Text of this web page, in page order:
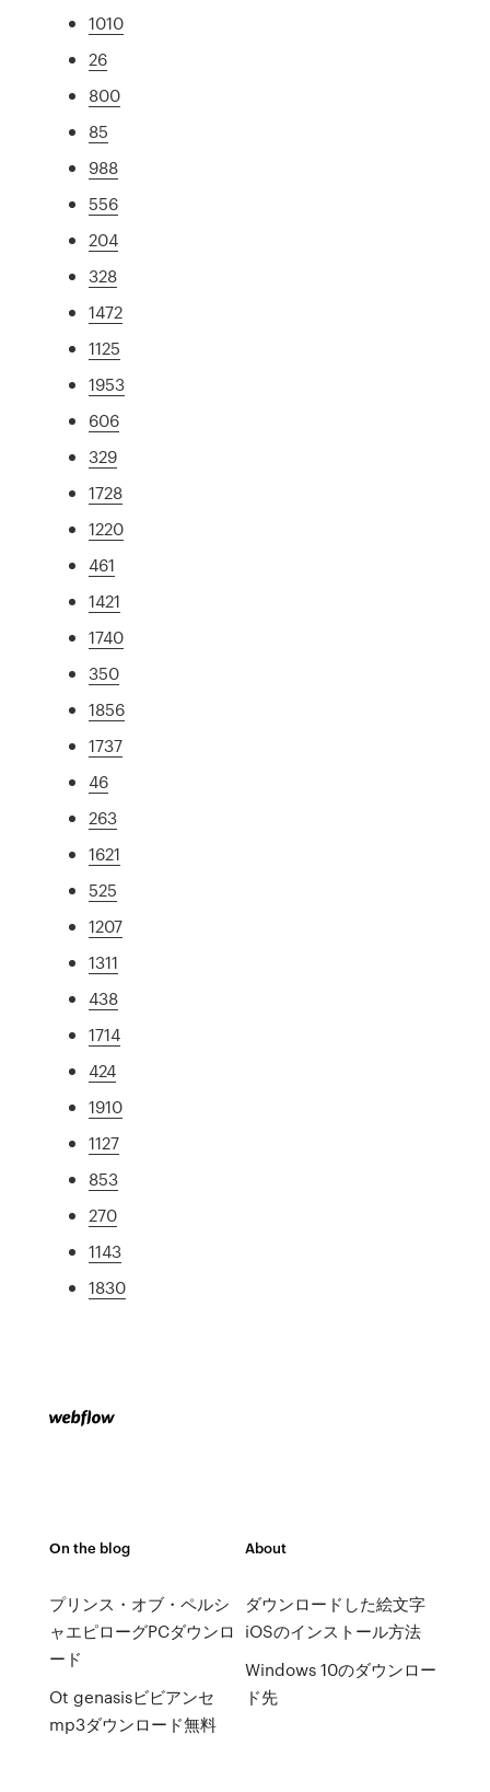
1010
26
800
85
988
556
204
328
1472
1125
1953
606
329
1728
1220
461
1421
1740
350
1856
1737
46
263
1621
525
1207
1311
438
1714
424
1910
1127
853
270
1143
1830
On the blog
プリンス・オブ・ペルシ
ャエピローグPCダウンロ
ード
Ot genasisビビアンセ
mp3ダウンロード無料
About
ダウンロードした絵文字
iOSのインストール方法
Windows 10のダウンロー
ド先